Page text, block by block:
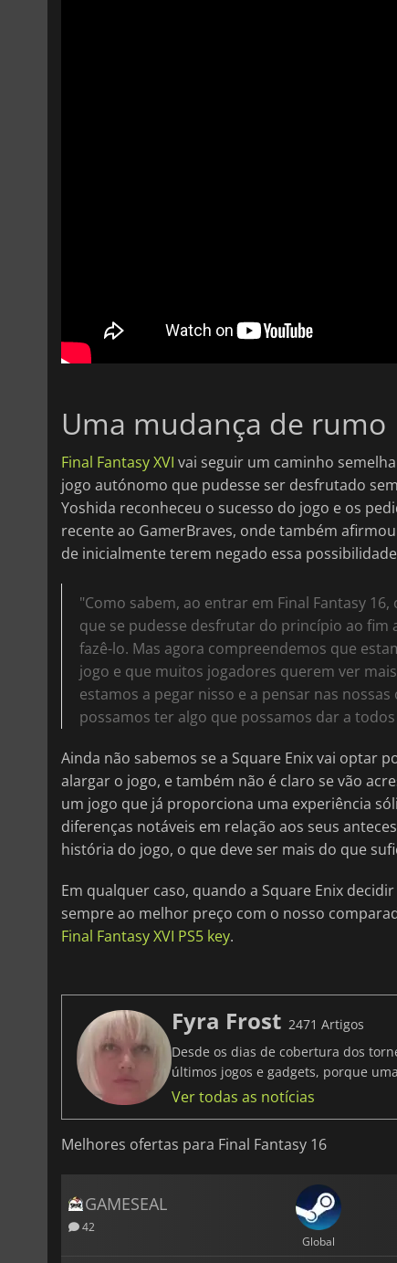
Uma mudança de rumo
Final Fantasy XVI vai seguir um caminho
jogo autónomo que pudesse ser desfrutado
Yoshida reconheceu o sucesso do jogo e os
recente ao GamerBraves, onde também
de inicialmente terem negado essa
"Como sabem, ao entrar em Final Fantasy
que se pudesse desfrutar do princípio ao fim
fazê-lo. Mas agora compreendemos que
jogo e que muitos jogadores querem ver
estamos a pegar nisso e a pensar nas
possamos ter algo que possamos dar a
Ainda não sabemos se a Square Enix vai optar
alargar o jogo, e também não é claro se vão
um jogo que já proporciona uma experiência
diferenças notáveis em relação aos seus
história do jogo, o que deve ser mais do que
Em qualquer caso, quando a Square Enix
sempre ao melhor preço com o nosso
Final Fantasy XVI PS5 key.
Fyra Frost 2471 Artigos
Desde os dias de cobertura dos
últimos jogos e gadgets, porque
Ver todas as notícias
Melhores ofertas para Final Fantasy 16
GAMESEAL
42
Global